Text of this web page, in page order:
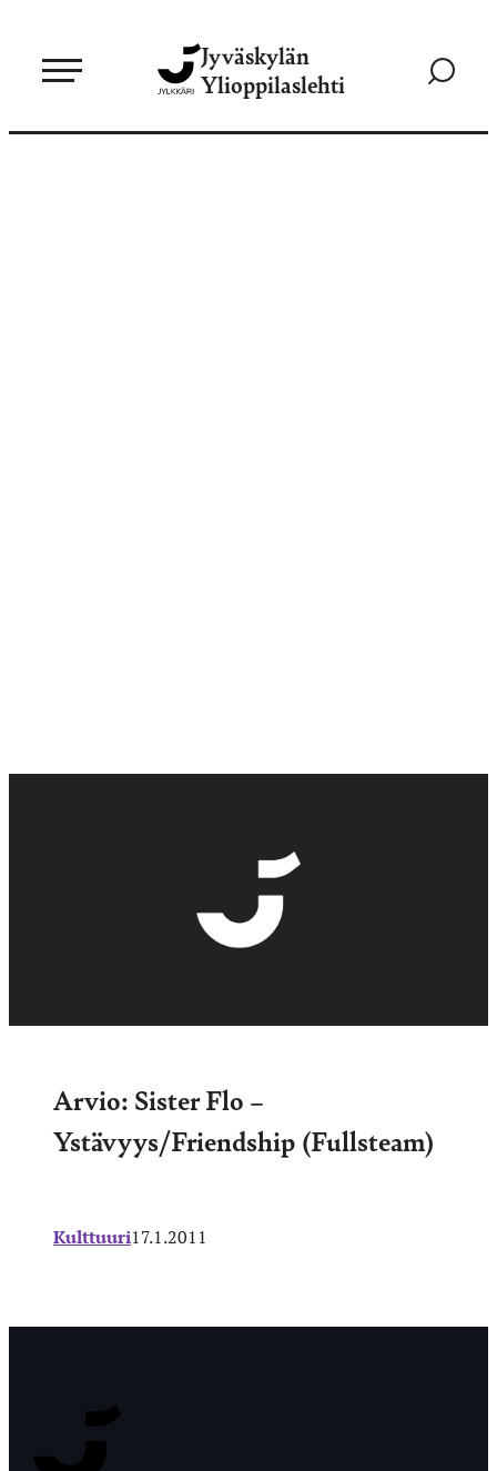
sisältöön
Jyväskylän
Ylioppilaslehti
Siirry
Arvio: Sister Flo –
Ystävyys/Friendship (Fullsteam)
Kulttuuri17.1.2011